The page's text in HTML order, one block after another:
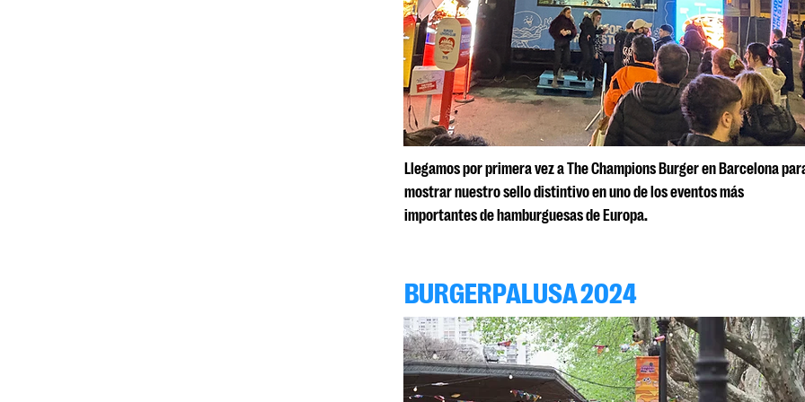
Llegamos por primera vez a The Champions Burger en Barcelona
mostrar nuestro sello distintivo en uno de los eventos más
importantes de hamburguesas de Europa.
BURGERPALUSA 2024